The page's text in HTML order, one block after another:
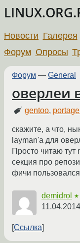
Новости Галерея
Форум Опросы
Форум — General
оверлеи
gentoo, portage
скажите, а что,
layman'а для
Просто читаю тут
секция про
фичи
demidrol
Ссылка